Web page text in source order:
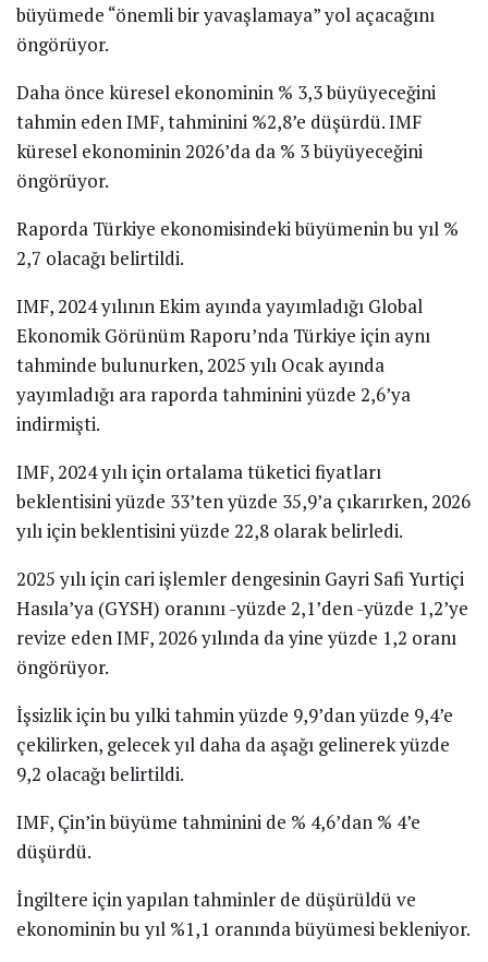
büyümede “önemli bir yavaşlamaya” yol açacağını
öngörüyor.
Daha önce küresel ekonominin % 3,3 büyüyeceğini
tahmin eden IMF, tahminini %2,8’e düşürdü. IMF
küresel ekonominin 2026’da da % 3 büyüyeceğini
öngörüyor.
Raporda Türkiye ekonomisindeki büyümenin bu yıl %
2,7 olacağı belirtildi.
IMF, 2024 yılının Ekim ayında yayımladığı Global
Ekonomik Görünüm Raporu’nda Türkiye için aynı
tahminde bulunurken, 2025 yılı Ocak ayında
yayımladığı ara raporda tahminini yüzde 2,6’ya
indirmişti.
IMF, 2024 yılı için ortalama tüketici fiyatları
beklentisini yüzde 33’ten yüzde 35,9’a çıkarırken, 2026
yılı için beklentisini yüzde 22,8 olarak belirledi.
2025 yılı için cari işlemler dengesinin Gayri Safi Yurtiçi
Hasıla’ya (GYSH) oranını -yüzde 2,1’den -yüzde 1,2’ye
revize eden IMF, 2026 yılında da yine yüzde 1,2 oranı
öngörüyor.
İşsizlik için bu yılki tahmin yüzde 9,9’dan yüzde 9,4’e
çekilirken, gelecek yıl daha da aşağı gelinerek yüzde
9,2 olacağı belirtildi.
IMF, Çin’in büyüme tahminini de % 4,6’dan % 4’e
düşürdü.
İngiltere için yapılan tahminler de düşürüldü ve
ekonominin bu yıl %1,1 oranında büyümesi bekleniyor.